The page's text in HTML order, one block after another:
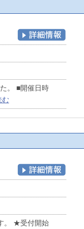
た。 ■開催日時
む
。 ★受付開始